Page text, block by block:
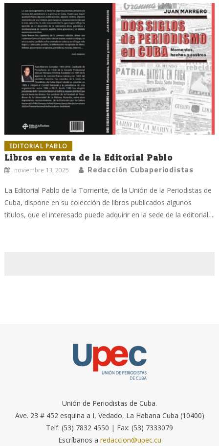
EDITORIAL PABLO
Libros en venta de la Editorial Pablo
noviembre 13, 2025 Redacción Cubaperiodistas
La Editorial Pablo de la Torriente, de la Unión de la Periodistas de
Cuba, dispone en su colección de libros publicados algunos
títulos, que el interesado puede adquirir en la sede de la editorial,...
Unión de Periodistas de Cuba.
Ave. 23 # 452 esquina a I, Vedado, La Habana Cuba (10400)
Telf. (53) 7832 4550 | Fax: (53) 7333079
Escríbanos a redaccion@upec.cu